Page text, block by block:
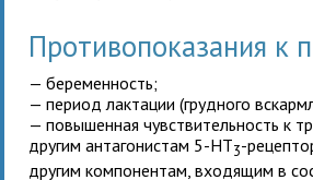
Противопоказания
— беременность;
— период лактации (грудного
— повышенная чувствительность к
другим антагонистам 5-НТ3-
другим компонентам, входящим в